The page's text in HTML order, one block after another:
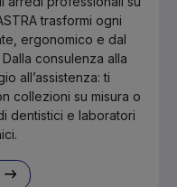
trasformi ogni
ergonomico e dal
consulenza alla
all’assistenza: ti
collezioni su misura o
dentistici e laboratori